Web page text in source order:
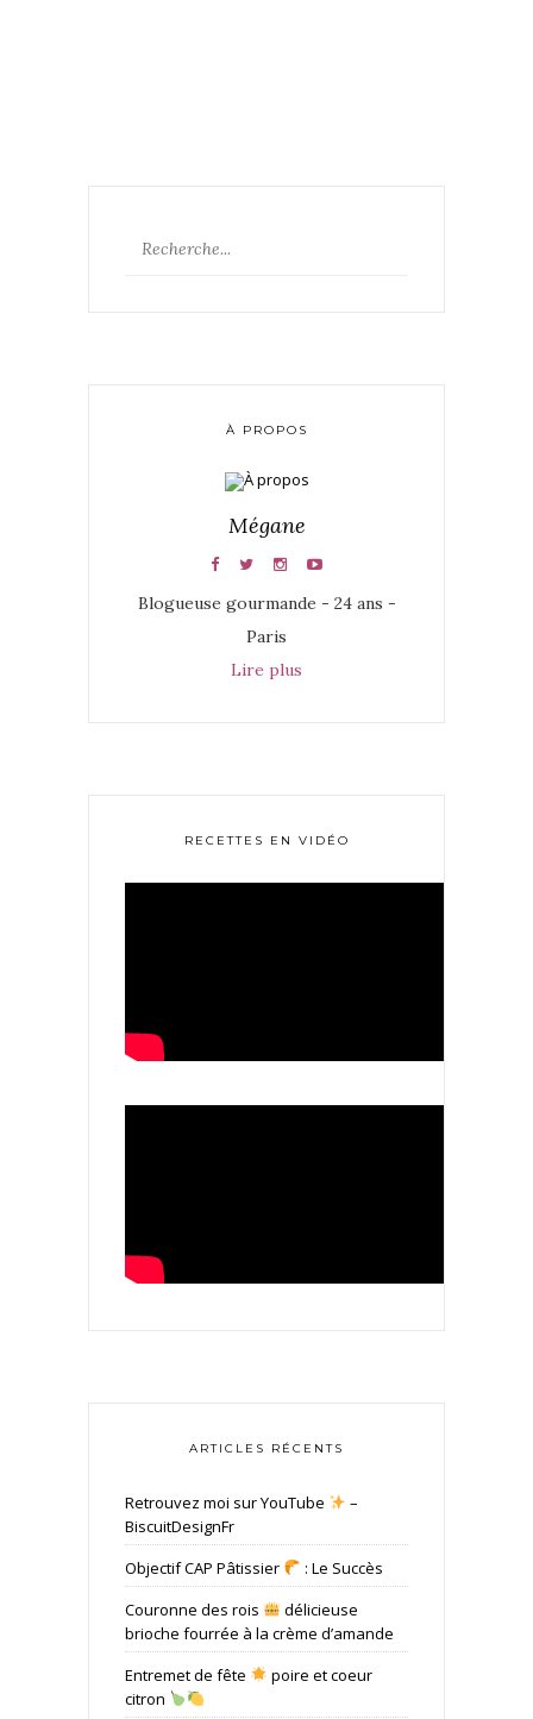
À PROPOS
Mégane
Blogueuse gourmande - 24 ans -
Paris
Lire plus
RECETTES EN VIDÉO
ARTICLES RÉCENTS
Retrouvez moi sur YouTube
–
BiscuitDesignFr
Objectif CAP Pâtissier
: Le Succès
Couronne des rois
délicieuse
brioche fourrée à la crème d’amande
Entremet de fête
poire et coeur
citron